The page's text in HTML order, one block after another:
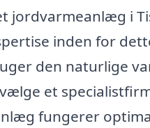
jordvarmeanlæg i
inden for
den naturlige
et
fungerer